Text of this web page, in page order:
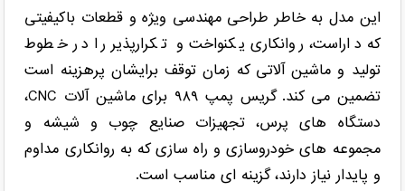
این مدل به خاطر طراحی مهندسی ویژه و قطعات باکیفیتی
که داراست، روانکاری یکنواخت و تکرارپذیر را در خطوط
تولید و ماشین آلاتی که زمان توقف برایشان پرهزینه است
تضمین می کند. گریس پمپ ۹۸۹ برای ماشین آلات CNC،
دستگاه های پرس، تجهیزات صنایع چوب و شیشه و
مجموعه های خودروسازی و راه سازی که به روانکاری مداوم
و پایدار نیاز دارند، گزینه ای مناسب است.